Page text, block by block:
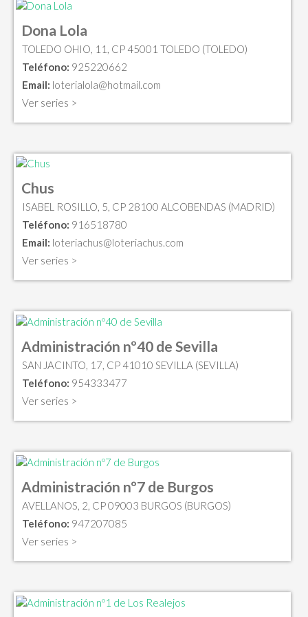
Dona Lola
TOLEDO OHIO, 11, CP 45001 TOLEDO (TOLEDO)
Teléfono: 925220662
Email: loterialola@hotmail.com
Ver series >
Chus
ISABEL ROSILLO, 5, CP 28100 ALCOBENDAS (MADRID)
Teléfono: 916518780
Email: loteriachus@loteriachus.com
Ver series >
Administración nº40 de Sevilla
SAN JACINTO, 17, CP 41010 SEVILLA (SEVILLA)
Teléfono: 954333477
Ver series >
Administración nº7 de Burgos
AVELLANOS, 2, CP 09003 BURGOS (BURGOS)
Teléfono: 947207085
Ver series >